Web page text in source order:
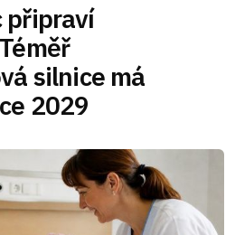
připraví
silnice má
2029